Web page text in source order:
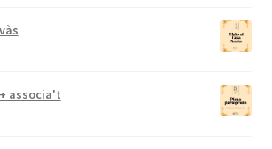
associa't